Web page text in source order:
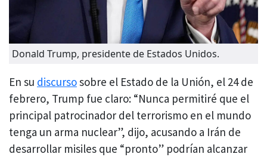
Donald Trump, presidente de Estados Unidos.
En su discursosobre el Estado de la Unión, el 24 de
febrero, Trump fue claro: “Nunca permitiré que el
principal patrocinador del terrorismo en el mundo
tenga un arma nuclear”, dijo, acusando a Irán de
desarrollar misiles que “pronto” podrían alcanzar